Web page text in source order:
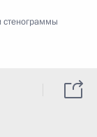
стенограммы